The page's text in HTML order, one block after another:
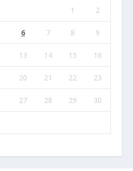
1 2
6 7 8 9
13 14 15 16
20 21 22 23
27 28 29 30